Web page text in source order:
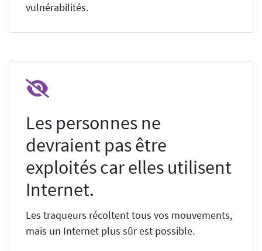
vulnérabilités.
Les personnes ne
devraient pas être
exploités car elles utilisent
Internet.
Les traqueurs récoltent tous vos mouvements,
mais un Internet plus sûr est possible.